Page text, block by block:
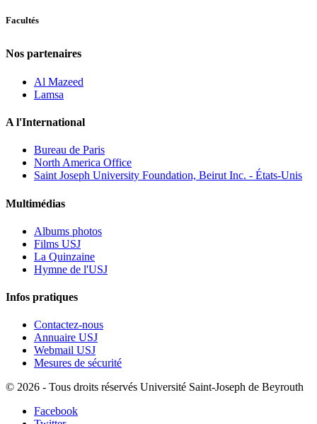
Facultés
Nos partenaires
Al Mazeed
Lamsa
A l'International
Bureau de Paris
North America Office
Saint Joseph University Foundation, Beirut Inc. - États-Unis
Multimédias
Albums photos
Films USJ
La Quinzaine
Hymne de l'USJ
Infos pratiques
Contactez-nous
Annuaire USJ
Webmail USJ
Mesures de sécurité
© 2026 - Tous droits réservés Université Saint-Joseph de Beyrouth
Facebook